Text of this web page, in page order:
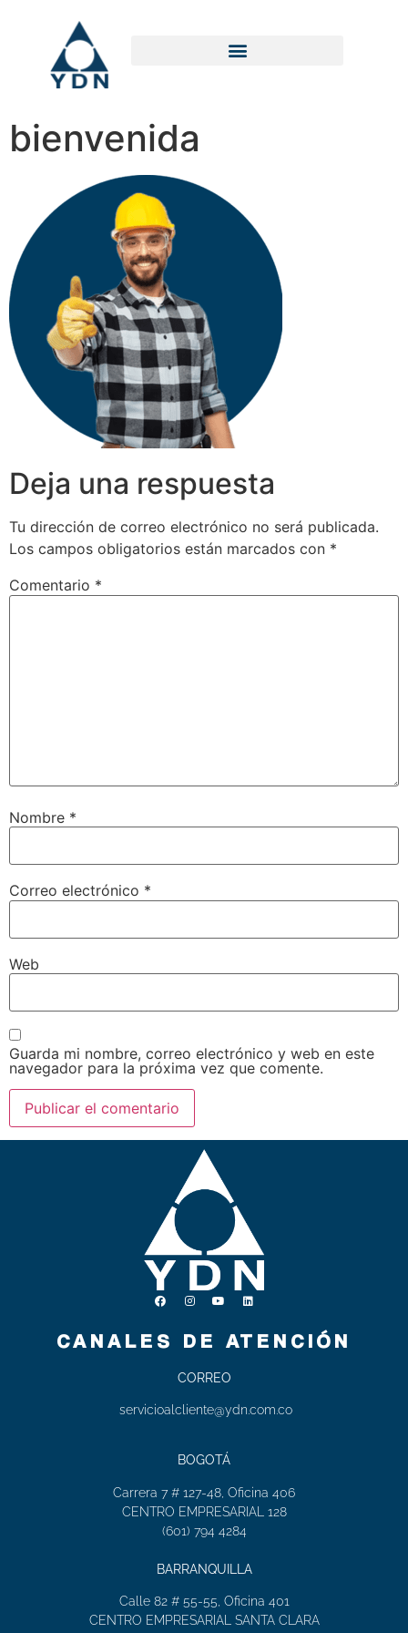
bienvenida
Deja una respuesta
Tu dirección de correo electrónico no será publicada.
Los campos obligatorios están marcados con *
Comentario *
Nombre *
Correo electrónico *
Web
Guarda mi nombre, correo electrónico y web en este
navegador para la próxima vez que comente.
CANALES DE ATENCIÓN
CORREO
servicioalcliente@ydn.com.co
BOGOTÁ
Carrera 7 # 127-48, Oficina 406
CENTRO EMPRESARIAL 128
(601) 794 4284
BARRANQUILLA
Calle 82 # 55-55, Oficina 401
CENTRO EMPRESARIAL SANTA CLARA